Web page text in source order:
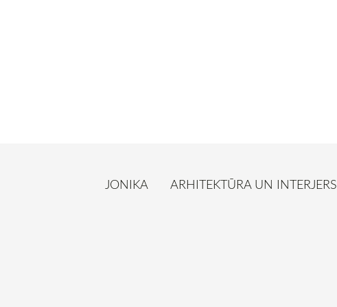
JONIKA ARHITEKTŪRA UN INTERJERS